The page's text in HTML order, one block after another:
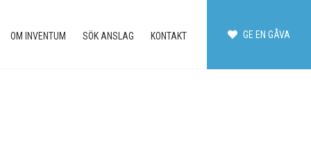
OM INVENTUM SÖK ANSLAG KONTAKT GE EN GÅVA